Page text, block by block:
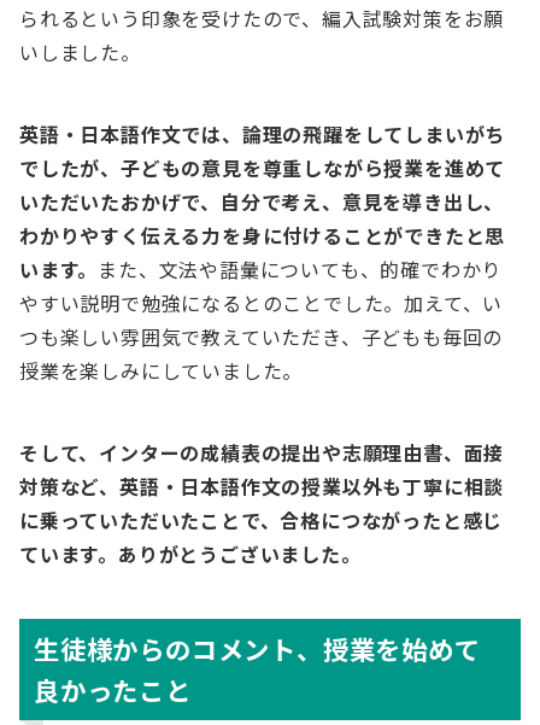
られるという印象を受けたので、編入試験対策をお願
いしました。
英語・日本語作文では、論理の飛躍をしてしまいがち
でしたが、子どもの意見を尊重しながら授業を進めて
いただいたおかげで、自分で考え、意見を導き出し、
わかりやすく伝える力を身に付けることができたと思
います。 また、文法や語彙についても、的確でわかり
やすい説明で勉強になるとのことでした。加えて、い
つも楽しい雰囲気で教えていただき、子どもも毎回の
授業を楽しみにしていました。
そして、インターの成績表の提出や志願理由書、面接
対策など、英語・日本語作文の授業以外も丁寧に相談
に乗っていただいたことで、合格につながったと感じ
ています。ありがとうございました。
生徒様からのコメント、授業を始めて
良かったこと